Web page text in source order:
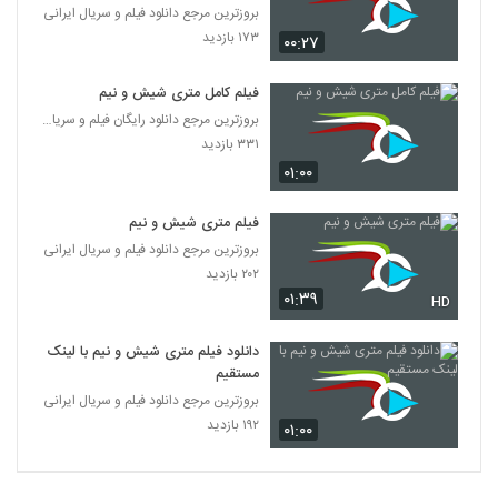
۰۰:۲۷
بروزترین مرجع دانلود فیلم و سریال ایرانی
۱۷۳ بازدید
۰۱:۰۰
فیلم کامل متری شیش و نیم
بروزترین مرجع دانلود رایگان فیلم و سریال ایرانی
۳۳۱ بازدید
۰۱:۳۹ HD
فیلم متری شیش و نیم
بروزترین مرجع دانلود فیلم و سریال ایرانی
۲۰۲ بازدید
۰۱:۰۰
دانلود فیلم متری شیش و نیم با لینک
مستقیم
بروزترین مرجع دانلود فیلم و سریال ایرانی
۱۹۲ بازدید